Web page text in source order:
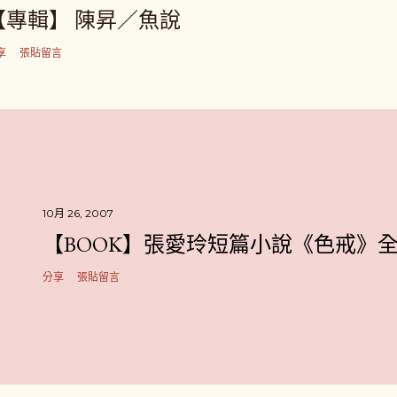
專輯】 陳昇／魚說
張貼留言
10月 26, 2007
【BOOK】張愛玲短篇小說《色戒》
分享 張貼留言